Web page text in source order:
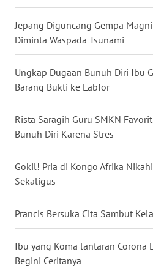
Jepang Diguncang Gempa
Diminta Waspada Tsunami
Ungkap Dugaan Bunuh Diri Ibu
Barang Bukti ke Labfor
Rista Saragih Guru SMKN
Bunuh Diri Karena Stres
Gokil! Pria di Kongo Afrika
Sekaligus
Prancis Bersuka Cita Sambut
Ibu yang Koma lantaran Corona
Begini Ceritanya
BABEL
SUMBAR
SUMSEL
BENGKULU
WN
LAMPUNG
WN
JATENG